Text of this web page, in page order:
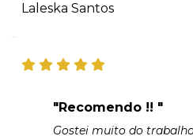
Laleska Santos
"Recomendo !! "
Gostei muito do